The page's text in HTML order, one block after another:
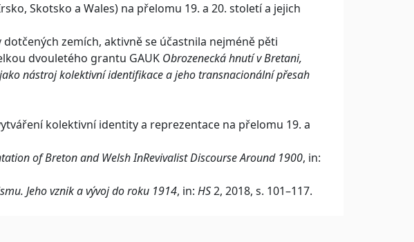
Skotsko a Wales) na přelomu 19. a 20. století a jejich
zemích, aktivně se účastnila nejméně pěti
dvouletého grantu GAUK Obrozenecká hnutí v Bretani,
nástroj kolektivní identifikace a jeho transnacionální přesah
kolektivní identity a reprezentace na přelomu 19. a
of Breton and Welsh InRevivalist Discourse Around 1900, in:
Jeho vznik a vývoj do roku 1914, in: HS2, 2018, s. 101–117.